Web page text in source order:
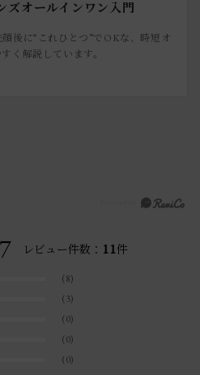
ズオールインワン入門
後に“これひとつ”でOKな、時短オ
く解説しています。
レビュー件数： 11件
(8)
(3)
(0)
(0)
(0)